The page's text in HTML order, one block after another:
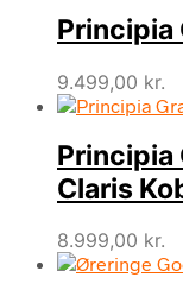
Principia
9.499,00 kr.
Principia
Claris
8.999,00 kr.